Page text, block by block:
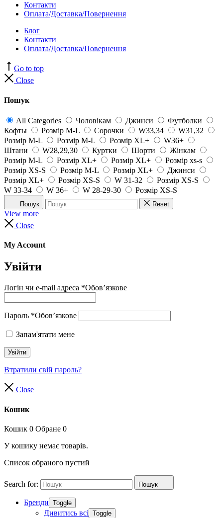
Контакти
Оплата/Доставка/Повернення
Блог
Контакти
Оплата/Доставка/Повернення
Go to top
Close
Пошук
All Categories Чоловікам Джинси
Футболки
Кофты
Розмір M-L Сорочки W33,34
W31,32
Розмір M-L
Розмір M-L Розмір XL+
W36+
Штани
W28,29,30 Куртки Шорти
Жінкам
Розмір M-L
Розмір XL+ Розмір XL+
Розмір xs-s
Розмір XS-S
Розмір M-L Розмір XL+
Джинси
Розмір XL+
Розмір XS-S W 31-32
Розмір XS-S
W 33-34
W 36+ W 28-29-30 Розмір XS-S
Пошук Reset
View more
Close
My Account
Увійти
Логін чи e-mail адреса *Обов’язкове
Пароль *Обов’язкове
Запам'ятати мене
Увійти
Втратили свій пароль?
Close
Кошик
Кошик 0 Обране 0
У кошику немає товарів.
Список обраного пустий
Search for: Пошук
Бренди Toggle
Дивитись всі Toggle